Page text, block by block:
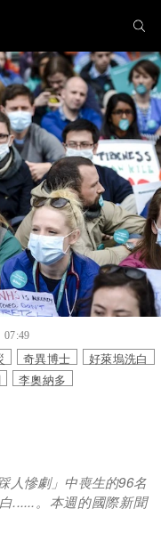
奇異博士
好萊塢洗白
李奧納多
人慘劇」中喪生的96名
......。本週的國際新聞